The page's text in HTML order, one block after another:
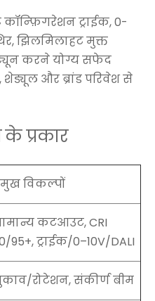
ट्राईक, 0-
झिलमिलाहट मुक्त
ट्यून करने योग्य सफेद
शेड्यूल और ब्रांड परिवेश से
प्रकार
विकल्पों
कटआउट, CRI
95+, ट्राईक/0–10V/DALI
रोटेशन, संकीर्ण बीम